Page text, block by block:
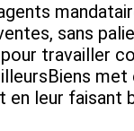
sans
travailler
leur faisant